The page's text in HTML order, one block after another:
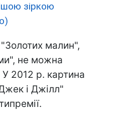
зіркою
малин",
не можна
2012 р. картина
і Джілл"